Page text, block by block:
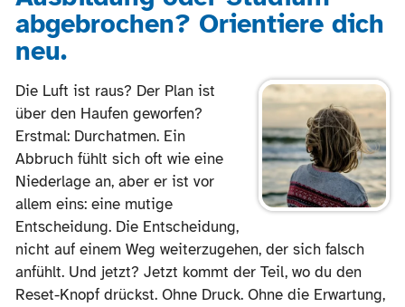
abgebrochen? Orientiere dich
neu.
Die Luft ist raus? Der Plan ist
über den Haufen geworfen?
Erstmal: Durchatmen. Ein
Abbruch fühlt sich oft wie eine
Niederlage an, aber er ist vor
allem eins: eine mutige
Entscheidung. Die Entscheidung,
nicht auf einem Weg weiterzugehen, der sich falsch
anfühlt. Und jetzt? Jetzt kommt der Teil, wo du den
Reset-Knopf drückst. Ohne Druck. Ohne die Erwartung,